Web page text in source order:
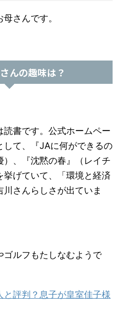
さんです。
んの趣味は？
書です。公式ホームペー
して、『JAに何ができるの
、『沈黙の春』（レイチ
挙げていて、「環境と経済
さんらしさが出ていま
ゴルフもたしなむようで
評判？息子が皇室佳子様